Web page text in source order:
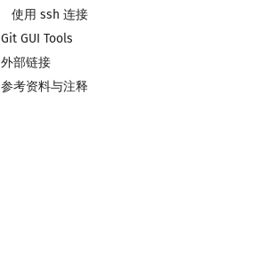
使用 ssh 连接
Git GUI Tools
外部链接
参考资料与注释